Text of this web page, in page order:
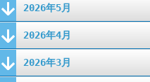
2026年5月
2026年4月
2026年3月